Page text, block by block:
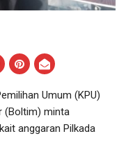
Umum (KPU)
(Boltim) minta
anggaran Pilkada